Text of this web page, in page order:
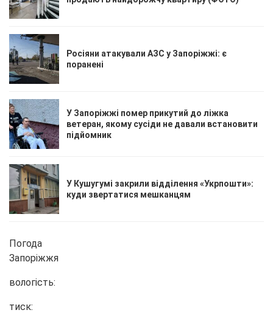
Росіяни атакували АЗС у Запоріжжі: є
поранені
У Запоріжжі помер прикутий до ліжка
ветеран, якому сусіди не давали встановити
підйомник
У Кушугумі закрили відділення «Укрпошти»:
куди звертатися мешканцям
Погода
Запоріжжя
вологість:
тиск: